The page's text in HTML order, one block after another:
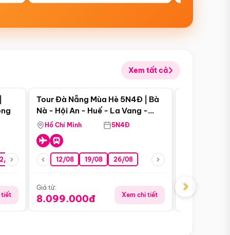
Xem tất cả
08 26/08 05/09 09/09 12/09
tiết
Điểm nổi bật
Tour Đà Nẵng Mùa Hè 5N4Đ | Bà
Nà - Hội An - Huế - La Vang -
Động Thiên Đường
Hồ Chí Minh 5N4Đ
12/08 19/08 26/08
Giá từ:
8.099.000đ Xem chi tiết
Giá từ:
›